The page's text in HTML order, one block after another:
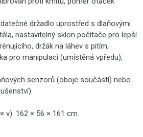
držadlo uprostřed s dlaňovými
nastavitelný sklon počítače pro lepší
držák na láhev s pitím,
pro manipulaci (umístěná vpředu),
senzorů (oboje součástí) nebo
v): 162 × 56 × 161 cm.